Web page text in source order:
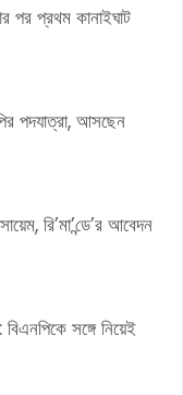
পর প্রথম কানাইঘাট
পদযাত্রা, আসছেন
রি’মা’ন্ডে’র আবেদন
বিএনপিকে সঙ্গে নিয়েই